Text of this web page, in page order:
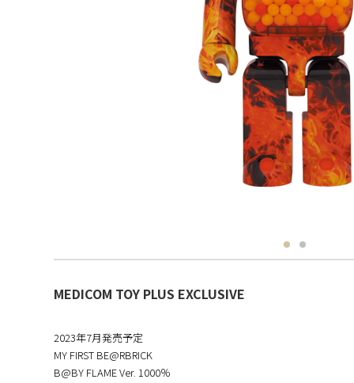
MEDICOM TOY PLUS EXCLUSIVE
2023年7月発売予定
MY FIRST BE@RBRICK
B@BY FLAME Ver. 1000％